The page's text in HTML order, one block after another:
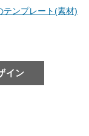
テンプレート(素材)
イン